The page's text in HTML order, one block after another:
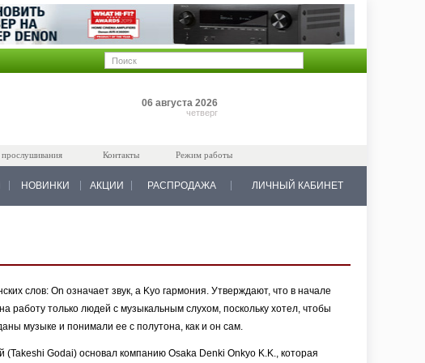
06 августа 2026
четверг
Контакты Режим работы
НОВИНКИ АКЦИИ РАСПРОДАЖА ЛИЧНЫЙ КАБИНЕТ
слов: On означает звук, а Kyo гармония. Утверждают, что в начале
работу только людей с музыкальным слухом, поскольку хотел, чтобы
музыке и понимали ее с полутона, как и он сам.
(Takeshi Godai) основал компанию Osaka Denki Onkyo K.K., которая